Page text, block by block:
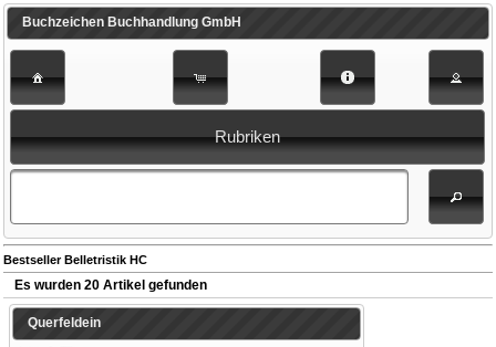
Buchzeichen Buchhandlung GmbH
Rubriken
Bestseller Belletristik HC
Es wurden 20 Artikel gefunden
Querfeldein